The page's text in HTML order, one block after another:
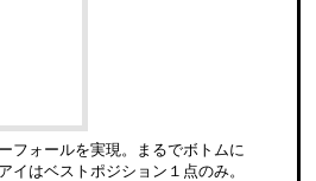
フォールを実現。まるでボトムに
はベストポジション１点のみ。